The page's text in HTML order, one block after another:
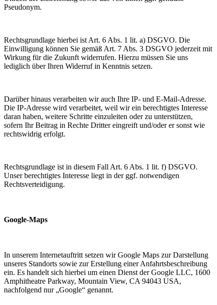
Pseudonym.
Rechtsgrundlage hierbei ist Art. 6 Abs. 1 lit. a) DSGVO. Die
Einwilligung können Sie gemäß Art. 7 Abs. 3 DSGVO jederzeit mit
Wirkung für die Zukunft widerrufen. Hierzu müssen Sie uns
lediglich über Ihren Widerruf in Kenntnis setzen.
Darüber hinaus verarbeiten wir auch Ihre IP- und E-Mail-Adresse.
Die IP-Adresse wird verarbeitet, weil wir ein berechtigtes Interesse
daran haben, weitere Schritte einzuleiten oder zu unterstützen,
sofern Ihr Beitrag in Rechte Dritter eingreift und/oder er sonst wie
rechtswidrig erfolgt.
Rechtsgrundlage ist in diesem Fall Art. 6 Abs. 1 lit. f) DSGVO.
Unser berechtigtes Interesse liegt in der ggf. notwendigen
Rechtsverteidigung.
Google-Maps
In unserem Internetauftritt setzen wir Google Maps zur Darstellung
unseres Standorts sowie zur Erstellung einer Anfahrtsbeschreibung
ein. Es handelt sich hierbei um einen Dienst der Google LLC, 1600
Amphitheatre Parkway, Mountain View, CA 94043 USA,
nachfolgend nur „Google“ genannt.